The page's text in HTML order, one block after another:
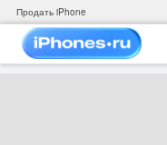
Продать iPhone